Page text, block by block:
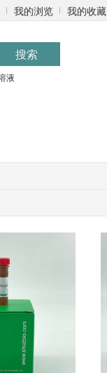
我的浏览 我的收藏
搜索
液